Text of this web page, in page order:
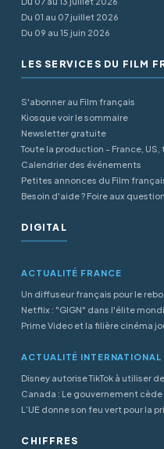
Du 01 au 07 juillet 2026
Du 09 au 15 juin 2026
LES SERVICES DU FILM
S'abonner au Film français
Kiosque voir le sommaire
Newsletter gratuite
Toute la production - France, US,
Calendrier des événements
Petites annonces du Film
Besoin d'aide ? Foire aux
DIGITAL
ACTUALITÉ FRANCE
Un diffuseur français pour le
Netflix : "GIGN" dans l'élite
Prime Video et la filière cinéma
ACTUALITÉ INTERNATIONAL
Disney autorise TikTok à utiliser
Canada : Le gouvernement
L’UE donne son feu vert pour la
CHIFFRES